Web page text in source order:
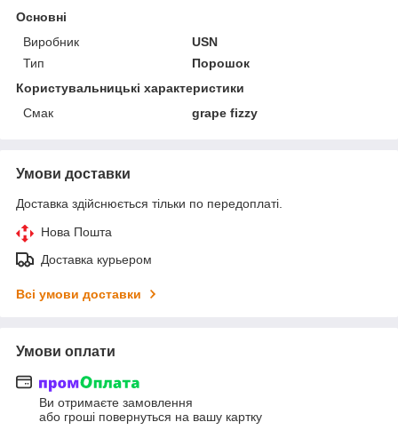
Основні
Виробник
USN
Тип
Порошок
Користувальницькі характеристики
Смак
grape fizzy
Умови доставки
Доставка здійснюється тільки по передоплаті.
Нова Пошта
Доставка курьером
Всі умови доставки
Умови оплати
Ви отримаєте замовлення
або гроші повернуться на вашу картку